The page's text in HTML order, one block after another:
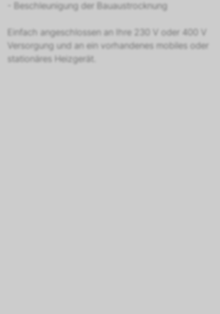
- Beschleunigung der Bauaustrocknung
Einfach angeschlossen an Ihre 230 V oder 400 V
Versorgung und an ein vorhandenes mobiles oder
stationäres Heizgerät.